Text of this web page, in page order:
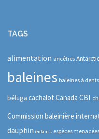
TAGS
alimentation ancêtres
baleines baleines à dents
béluga cachalot Canada CBI
Commission baleinière
dauphin enfants espèces menacées